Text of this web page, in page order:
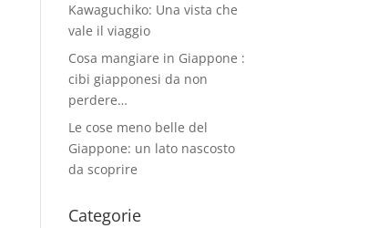
Kawaguchiko: Una vista che
vale il viaggio
Cosa mangiare in Giappone :
cibi giapponesi da non
perdere…
Le cose meno belle del
Giappone: un lato nascosto
da scoprire
Categorie